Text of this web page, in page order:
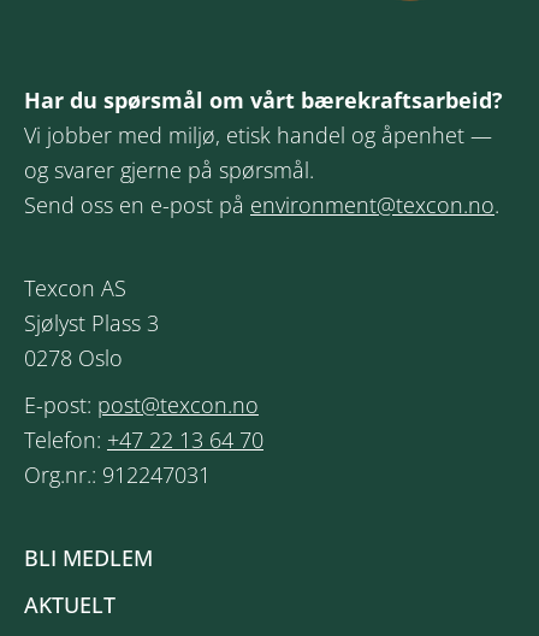
Har du spørsmål om vårt bærekraftsarbeid?
Vi jobber med miljø, etisk handel og åpenhet —
og svarer gjerne på spørsmål.
Send oss en e-post på environment@texcon.no.
Texcon AS
Sjølyst Plass 3
0278 Oslo
E-post: post@texcon.no
Telefon: +47 22 13 64 70
Org.nr.: 912247031
BLI MEDLEM
AKTUELT